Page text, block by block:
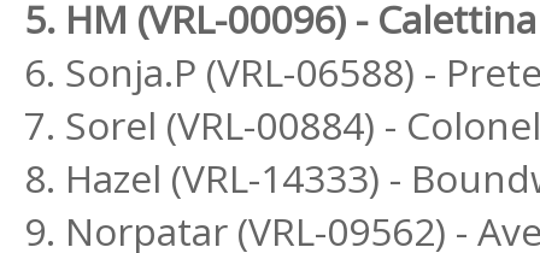
5. HM (VRL-00096) -
6. Sonja.P (VRL-06588) -
7. Sorel (VRL-00884) - Colonel
8. Hazel (VRL-14333) -
9. Norpatar (VRL-09562) -